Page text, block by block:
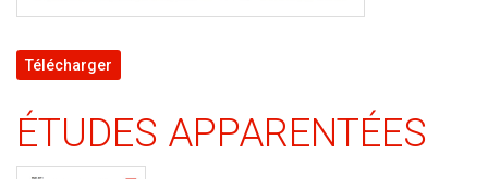
Télécharger
ÉTUDES APPARENTÉES